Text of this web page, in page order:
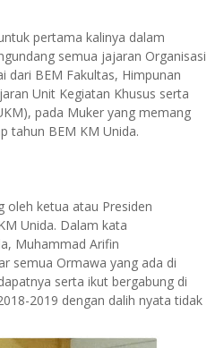
pertama kalinya dalam
semua jajaran Organisasi
dari BEM Fakultas, Himpunan
Unit Kegiatan Khusus serta
pada Muker yang memang
tahun BEM KM Unida.
oleh ketua atau Presiden
Unida. Dalam kata
Muhammad Arifin
semua Ormawa yang ada di
serta ikut bergabung di
2019 dengan dalih nyata tidak